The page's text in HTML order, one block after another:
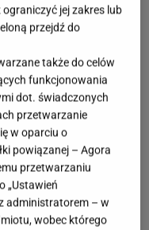
jej zakres lub
przejdź do
także do celów
funkcjonowania
dot. świadczonych
przetwarzanie
w oparciu o
powiązanej – Agora
przetwarzaniu
„Ustawień
administratorem – w
wobec którego